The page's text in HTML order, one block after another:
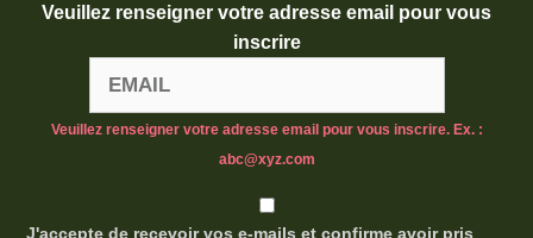
Veuillez renseigner votre adresse email pour vous
inscrire
Veuillez renseigner votre adresse email pour vous inscrire. Ex. :
abc@xyz.com
J'accepte de recevoir vos e-mails et confirme avoir pris